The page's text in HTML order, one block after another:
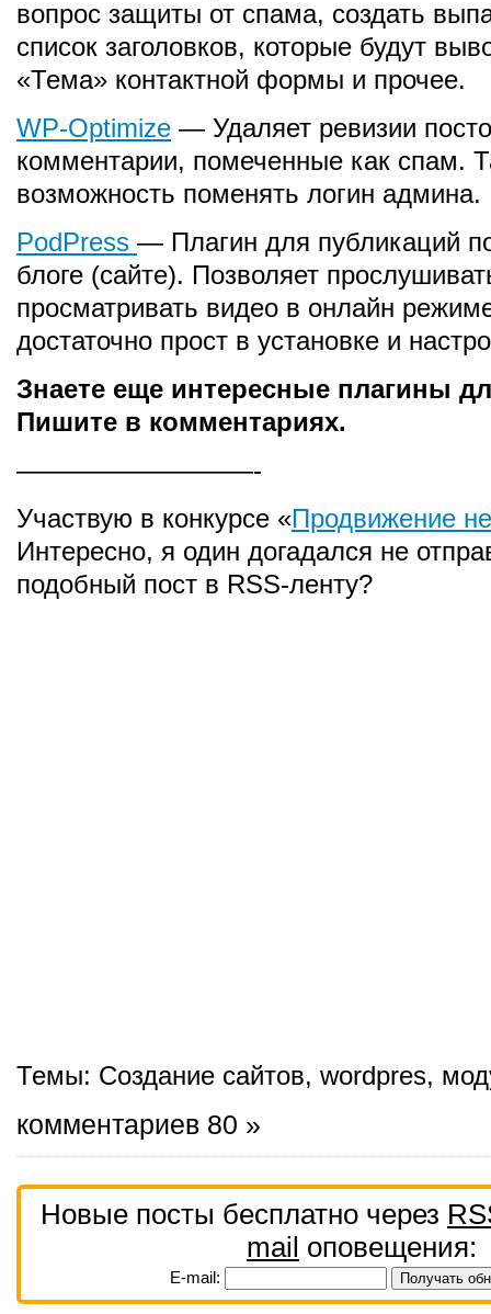
вопрос защиты от спама, создать
список заголовков, которые будут
«Тема» контактной формы и прочее.
WP-Optimize — Удаляет ревизии
комментарии, помеченные как спам.
возможность поменять логин админа.
PodPress — Плагин для публикаций
блоге (сайте). Позволяет
просматривать видео в онлайн
достаточно прост в установке и
Знаете еще интересные плагины
Пишите в комментариях.
—————————-
Участвую в конкурсе «Продвижение
Интересно, я один догадался не
подобный пост в RSS-ленту?
Темы: Создание сайтов, wordpres,
комментариев 80 »
Новые посты бесплатно через
mail оповещения:
E-mail: